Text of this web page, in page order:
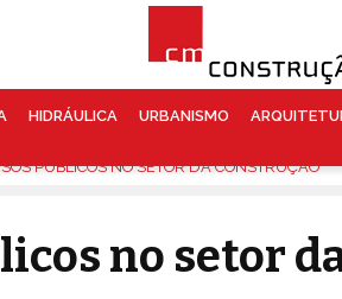
HIDRÁULICA URBANISMO
PÚBLICOS NO SETOR DA CONSTRUÇÃO
no setor